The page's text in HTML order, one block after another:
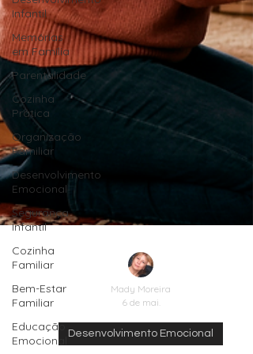
Infantil
Memórias
em Família
Parentalidade
Cozinha
Prática
Organização
Familiar
Desenvolvimento
Emocional
Segurança
Infantil
Cozinha
Familiar
Bem-Estar
Familiar
Educação
Emocional
Mady Moreira
6 de mai.